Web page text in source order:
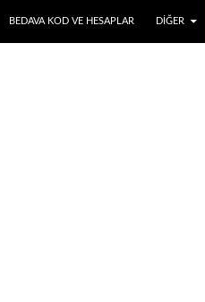
BEDAVA KOD VE HESAPLAR DIĞER